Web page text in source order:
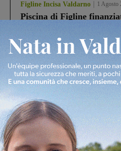
Figline Incisa Valdarno 1 Agosto
Piscina di Figline
ringraziamento al
Cronaca 4 Agosto 2026
Un anno fa la strage in
Gianni, Giulia e Franco.
processo, lo stop ai
Cronaca 3 Agosto 2026
Scomparso da una
Fiorentino l’uomo che
Levane nel 2020